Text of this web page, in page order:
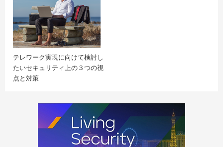
テレワーク実現に向けて検討し
たいセキュリティ上の３つの視
点と対策